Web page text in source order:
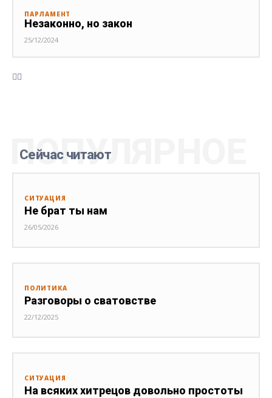
ПАРЛАМЕНТ
Незаконно, но закон
25/12/2024
Сейчас читают
ПОПУЛЯРНОЕ
СИТУАЦИЯ
Не брат ты нам
26/05/2026
ПОЛИТИКА
Разговоры о сватовстве
22/12/2025
СИТУАЦИЯ
На всяких хитрецов довольно простоты